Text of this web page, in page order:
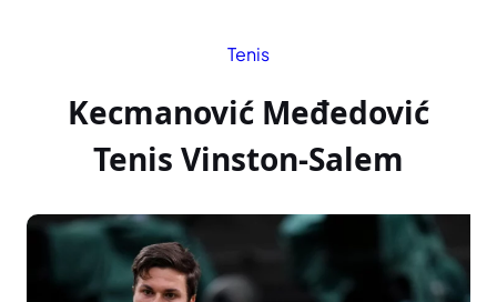
Tenis
Kecmanović Međedović
Tenis Vinston-Salem